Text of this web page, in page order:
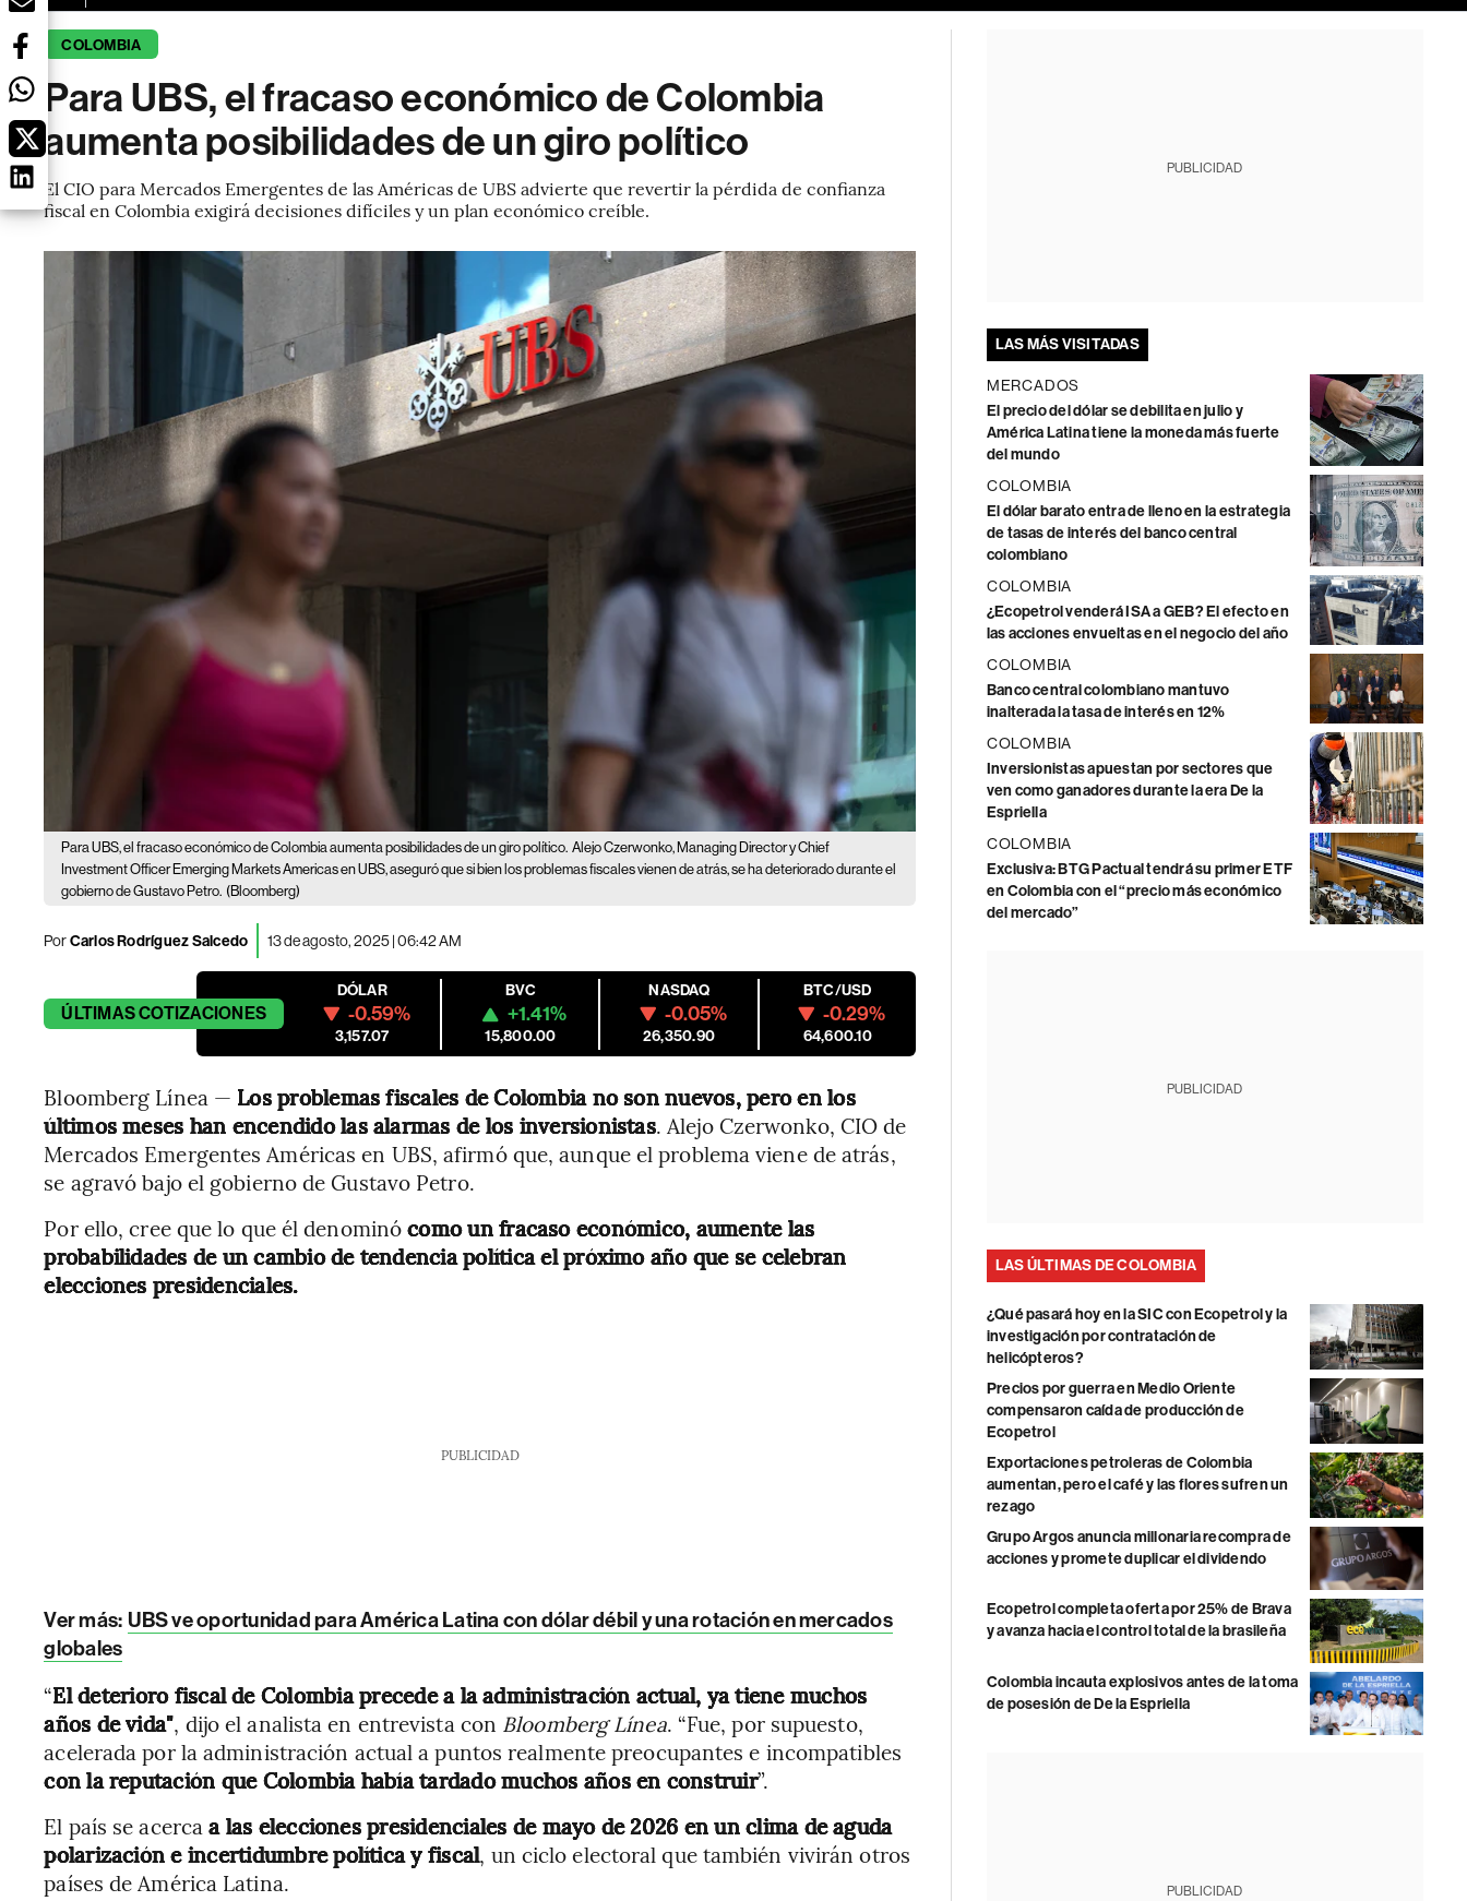
COLOMBIA
Para UBS, el fracaso económico de Colombia
aumenta posibilidades de un giro político
El CIO para Mercados Emergentes de las Américas de UBS advierte que revertir la pérdida de confianza
fiscal en Colombia exigirá decisiones difíciles y un plan económico creíble.
Para UBS, el fracaso económico de Colombia aumenta posibilidades de un giro político. Alejo Czerwonko, Managing Director y Chief
Investment Officer Emerging Markets Americas en UBS, aseguró que si bien los problemas fiscales vienen de atrás, se ha deteriorado durante el
gobierno de Gustavo Petro. (Bloomberg)
PorCarlos Rodríguez Salcedo 13 de agosto, 2025 | 06:42 AM
ÚLTIMASCOTIZACIONES
DÓLAR
-0.59%
3,157.07
BVC
+1.41%
15,800.00
NASDAQ
-0.05%
26,350.90
BTC/USD
-0.29%
64,600.10
Bloomberg Línea — Los problemas fiscales de Colombia no son nuevos, pero en los
últimos meses han encendido las alarmas de los inversionistas. Alejo Czerwonko, CIO de
Mercados Emergentes Américas en UBS, afirmó que, aunque el problema viene de atrás,
se agravó bajo el gobierno de Gustavo Petro.
Por ello, cree que lo que él denominócomo un fracaso económico, aumente las
probabilidades de un cambio de tendencia política el próximo año que se celebran
elecciones presidenciales.
PUBLICIDAD
Ver más: UBS ve oportunidad para América Latina con dólar débil y una rotación en mercados
globales
“El deterioro fiscal de Colombia precede a la administración actual, ya tiene muchos
años de vida", dijo el analista en entrevista con Bloomberg Línea. “Fue, por supuesto,
acelerada por la administración actual a puntos realmente preocupantes e incompatibles
con la reputación que Colombia había tardado muchos años en construir”.
El país se acercaa las elecciones presidenciales de mayo de 2026 en un clima de aguda
polarización e incertidumbre política y fiscal, un ciclo electoral que también vivirán otros
países de América Latina.
PUBLICIDAD
LAS MÁS VISITADAS
MERCADOS
El precio del dólar se debilita en julio y
América Latina tiene la moneda más fuerte
del mundo
COLOMBIA
El dólar barato entra de lleno en la estrategia
de tasas de interés del banco central
colombiano
COLOMBIA
¿Ecopetrol venderá ISA a GEB? El efecto en
las acciones envueltas en el negocio del año
COLOMBIA
Banco central colombiano mantuvo
inalterada la tasa de interés en 12%
COLOMBIA
Inversionistas apuestan por sectores que
ven como ganadores durante la era De la
Espriella
COLOMBIA
Exclusiva: BTG Pactual tendrá su primer ETF
en Colombia con el “precio más económico
del mercado”
PUBLICIDAD
LAS ÚLTIMAS DE COLOMBIA
¿Qué pasará hoy en la SIC con Ecopetrol y la
investigación por contratación de
helicópteros?
Precios por guerra en Medio Oriente
compensaron caída de producción de
Ecopetrol
Exportaciones petroleras de Colombia
aumentan, pero el café y las flores sufren un
rezago
Grupo Argos anuncia millonaria recompra de
acciones y promete duplicar el dividendo
Ecopetrol completa oferta por 25% de Brava
y avanza hacia el control total de la brasileña
Colombia incauta explosivos antes de la toma
de posesión de De la Espriella
PUBLICIDAD